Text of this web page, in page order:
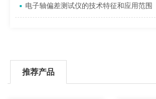
电子轴偏差测试仪的技术特征和应用范围
推荐产品